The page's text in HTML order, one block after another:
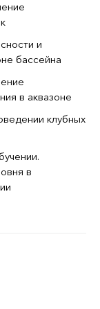
и
бассейна
в аквазоне
клубных
в